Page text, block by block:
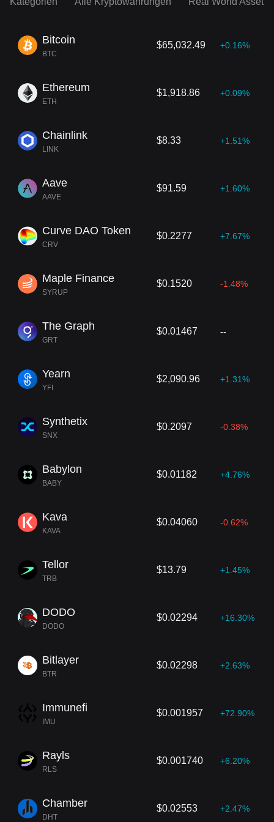
Bitcoin
BTC
$65,032.49 +0.16%
Ethereum
ETH
$1,918.86 +0.09%
Chainlink
LINK
$8.33 +1.51%
Aave
AAVE
$91.59 +1.60%
Curve DAO Token
CRV
$0.2277 +7.67%
Maple Finance
SYRUP
$0.1520 -1.48%
The Graph
GRT
$0.01467 --
Yearn
YFI
$2,090.96 +1.31%
Synthetix
SNX
$0.2097 -0.38%
Babylon
BABY
$0.01182 +4.76%
Kava
KAVA
$0.04060 -0.62%
Tellor
TRB
$13.79 +1.45%
DODO
DODO
$0.02294 +16.30%
Bitlayer
BTR
$0.02298 +2.63%
Immunefi
IMU
$0.001957 +72.90%
Rayls
RLS
$0.001740 +6.20%
Chamber
DHT
$0.02553 +2.47%